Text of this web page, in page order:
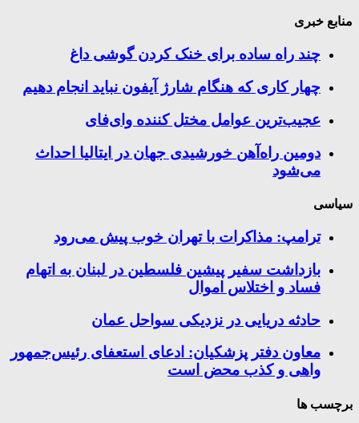
منابع خبری
چند راه‌ ساده برای خنک کردن گوشی داغ
چهار کاری که هنگام شارژ آیفون نباید انجام دهیم
عجیب‌ترین عوامل مختل کننده وای‌فای
دومین راه‌آهن خورشیدی جهان در ایتالیا احداث
می‌شود
سیاسی
ترامپ: مذاکرات با تهران خوب پیش می‌رود
بازداشت سفیر پیشین فلسطین در لبنان به اتهام
فساد و اختلاس اموال
حادثه دریایی در نزدیکی سواحل عمان
معاون دفتر پزشکیان: ادعای استعفای رئیس‌جمهور
واهی و کذب محض است
برچسب ها